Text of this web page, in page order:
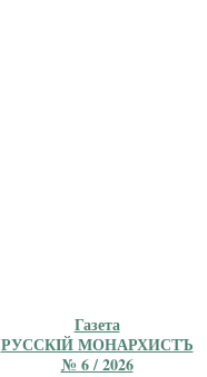
Газета
РУССКIЙ МОНАРХИСТЪ
№ 6 / 2026